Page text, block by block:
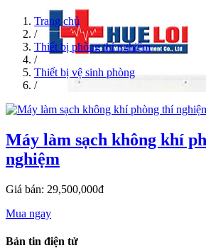
Trang chủ
/
Thiết bị phòng thí nghiệm
/
Thiết bị vệ sinh phòng
/
Máy làm sạch không khí
nghiệm
Giá bán: 29,500,000đ
Mua ngay
Bản tin điện tử